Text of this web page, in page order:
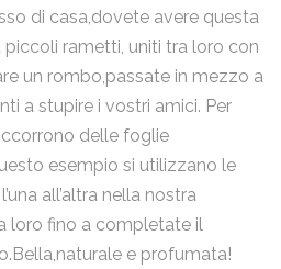
di casa,dovete avere questa
rametti, uniti tra loro con
un rombo,passate in mezzo a
a stupire i vostri amici. Per
delle foglie
esempio si utilizzano le
all’altra nella nostra
loro fino a completate il
e profumata!
Invia